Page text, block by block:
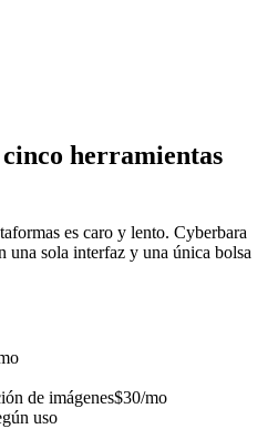
herramientas
es caro y lento. Cyberbara
una sola interfaz y una única bolsa
de imágenes$30/mo
uso